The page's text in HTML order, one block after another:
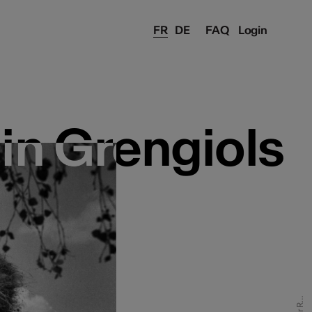
FAQ Login
FR DE
Grengiols
C
o
i
Grengiols